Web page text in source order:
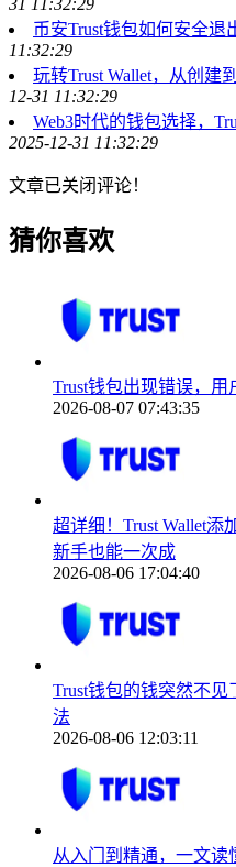
31 11:32:29
币安Trust钱包如何安全退
11:32:29
玩转Trust Wallet，从创建
12-31 11:32:29
Web3时代的钱包选择，
2025-12-31 11:32:29
文章已关闭评论！
猜你喜欢
Trust钱包出现错误，
2026-08-07 07:43:35
超详细！Trust Wallet添
新手也能一次成
2026-08-06 17:04:40
Trust钱包的钱突然不
法
2026-08-06 12:03:11
从入门到精通，一文读